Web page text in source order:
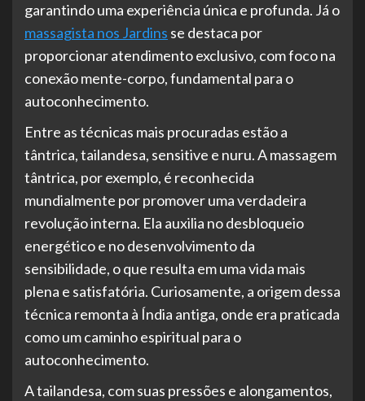
garantindo uma experiência única e profunda. Já o
massagista nos Jardins se destaca por
proporcionar atendimento exclusivo, com foco na
conexão mente-corpo, fundamental para o
autoconhecimento.
Entre as técnicas mais procuradas estão a
tântrica, tailandesa, sensitive e nuru. A massagem
tântrica, por exemplo, é reconhecida
mundialmente por promover uma verdadeira
revolução interna. Ela auxilia no desbloqueio
energético e no desenvolvimento da
sensibilidade, o que resulta em uma vida mais
plena e satisfatória. Curiosamente, a origem dessa
técnica remonta à Índia antiga, onde era praticada
como um caminho espiritual para o
autoconhecimento.
A tailandesa, com suas pressões e alongamentos,